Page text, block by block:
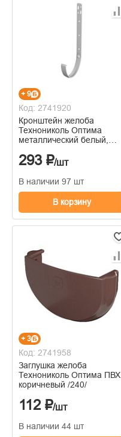
+ 9
Код: 2741920
Кронштейн желоба
Технониколь Оптима
металлический белый,
293 ₽/шт
В наличии 97 шт
В корзину
+ 3
Код: 2741958
Заглушка желоба
Технониколь Оптима ПВХ
коричневый /240/
112 ₽/шт
В наличии 44 шт